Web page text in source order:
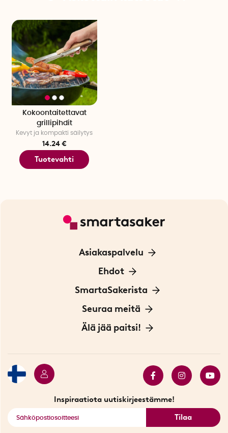
Kokoontaitettavat
grillipihdit
Kevyt ja kompakti säilytys
14.24 €
Tuotevahti
Asiakaspalvelu
Ota yhteyttä
Ehdot
Tietoa evästeistä
Yksityisyydensuoja
Sopimusehdot
SmartaSakerista
Meistä
Myymälä Tukholmassa
Seuraa meitä
Innovaattoriblogi
Älä jää paitsi!
Katso kaikki älykkäät tuotteet
Inspiraatiota uutiskirjeestämme!
Tilaa